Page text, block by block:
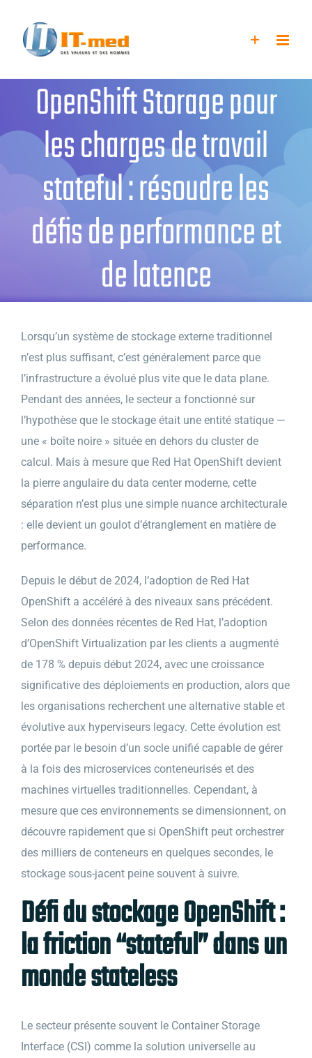
contenu
OpenShift Storage pour
les charges de travail
stateful : résoudre les
défis de performance et
de latence
Lorsqu’un système de stockage externe traditionnel
n’est plus suffisant, c’est généralement parce que
l’infrastructure a évolué plus vite que le data plane.
Pendant des années, le secteur a fonctionné sur
l’hypothèse que le stockage était une entité statique —
une « boîte noire » située en dehors du cluster de
calcul. Mais à mesure que Red Hat OpenShift devient
la pierre angulaire du data center moderne, cette
séparation n’est plus une simple nuance architecturale
: elle devient un goulot d’étranglement en matière de
performance.
Depuis le début de 2024, l’adoption de Red Hat
OpenShift a accéléré à des niveaux sans précédent.
Selon des données récentes de Red Hat, l’adoption
d’OpenShift Virtualization par les clients a augmenté
de 178 % depuis début 2024, avec une croissance
significative des déploiements en production, alors que
les organisations recherchent une alternative stable et
évolutive aux hyperviseurs legacy. Cette évolution est
portée par le besoin d’un socle unifié capable de gérer
à la fois des microservices conteneurisés et des
machines virtuelles traditionnelles. Cependant, à
mesure que ces environnements se dimensionnent, on
découvre rapidement que si OpenShift peut orchestrer
des milliers de conteneurs en quelques secondes, le
stockage sous-jacent peine souvent à suivre.
Défi du stockage OpenShift :
la friction “stateful” dans un
monde stateless
Le secteur présente souvent le Container Storage
Interface (CSI) comme la solution universelle au